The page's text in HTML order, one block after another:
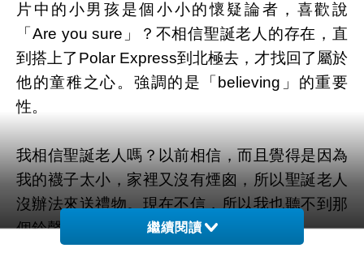
片中的小男孩是個小小的懷疑論者，喜歡說
「Are you sure」？不相信聖誕老人的存在，直
到搭上了Polar Express到北極去，才找回了屬於
他的童稚之心。強調的是「believing」的重要
性。
我相信聖誕老人嗎？以前相信，而且覺得是因為
我的襪子太小，家裡又沒有煙囪，所以聖誕老人
沒辦法來送禮物。現在不信，所以我也聽不到那
個鈴聲了。
繼續閱讀